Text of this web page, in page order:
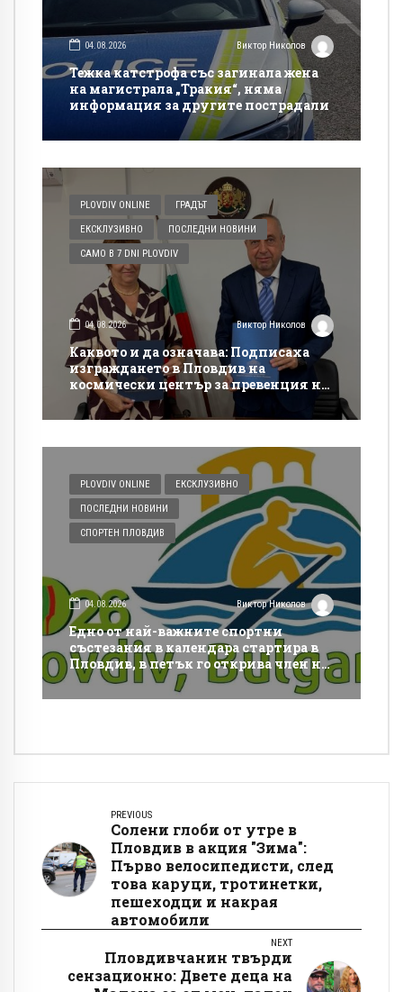
04.08.2026 Виктор Николов
Тежка катстрофа със загинала жена
на магистрала „Тракия“, няма
информация за другите пострадали
PLOVDIV ONLINE ГРАДЪТ
ЕКСКЛУЗИВНО ПОСЛЕДНИ НОВИНИ
САМО В 7 DNI PLOVDIV
04.08.2026 Виктор Николов
Каквото и да означава: Подписаха
изграждането в Пловдив на
космически център за превенция на
бедствия и аварии
PLOVDIV ONLINE ЕКСКЛУЗИВНО
ПОСЛЕДНИ НОВИНИ
СПОРТЕН ПЛОВДИВ
04.08.2026 Виктор Николов
Едно от най-важните спортни
състезания в календара стартира в
Пловдив, в петък го открива член на
МОК и важен спортен шеф
PREVIOUS
Солени глоби от утре в
Пловдив в акция "Зима":
Първо велосипедисти, след
това каруци, тротинетки,
пешеходци и накрая
автомобили
NEXT
Пловдивчанин твърди
сензационно: Двете деца на